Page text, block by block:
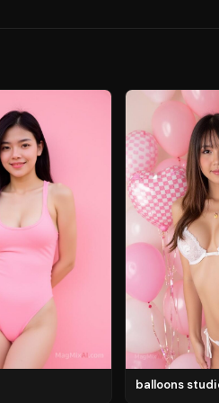
balloons